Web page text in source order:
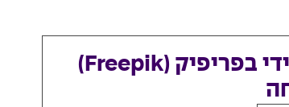
בלאק פריידי בפריפיק (Freepik)